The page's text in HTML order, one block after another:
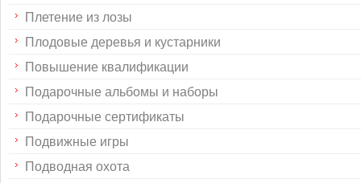
Плетение из лозы
Плодовые деревья и кустарники
Повышение квалификации
Подарочные альбомы и наборы
Подарочные сертификаты
Подвижные игры
Подводная охота